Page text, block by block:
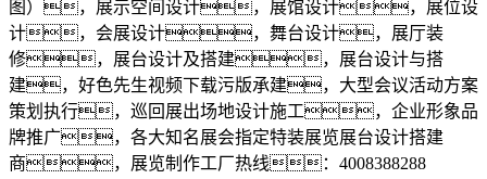
图），展示空间设计，展馆设计，展位设
计，会展设计，舞台设计，展厅装
修，展台设计及搭建，展台设计与搭
建，好色先生视频下载污版承建，大型会议活动方案
策划执行，巡回展出场地设计施工，企业形象品
牌推广，各大知名展会指定特装展览展台设计搭建
商，展览制作工厂热线：4008388288